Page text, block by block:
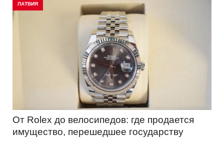
ЛАТВИЯ
От Rolex до велосипедов: где продается
имущество, перешедшее государству